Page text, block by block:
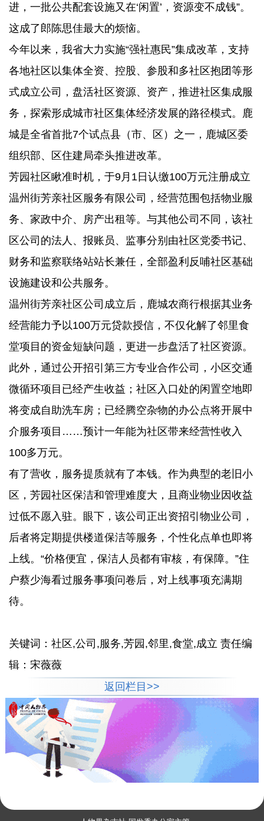
进，一批公共配套设施又在‘闲置’，资源变不成钱”。
这成了郎陈思佳最大的烦恼。
今年以来，我省大力实施“强社惠民”集成改革，支持
各地社区以集体全资、控股、参股和多社区抱团等形
式成立公司，盘活社区资源、资产，推进社区集成服
务，探索形成城市社区集体经济发展的路径模式。鹿
城是全省首批7个试点县（市、区）之一，鹿城区委
组织部、区住建局牵头推进改革。
芳园社区瞅准时机，于9月1日认缴100万元注册成立
温州街芳亲社区服务有限公司，经营范围包括物业服
务、家政中介、房产出租等。与其他公司不同，该社
区公司的法人、报账员、监事分别由社区党委书记、
财务和监察联络站站长兼任，全部盈利反哺社区基础
设施建设和公共服务。
温州街芳亲社区公司成立后，鹿城农商行根据其业务
经营能力予以100万元贷款授信，不仅化解了邻里食
堂项目的资金短缺问题，更进一步盘活了社区资源。
此外，通过公开招引第三方专业合作公司，小区交通
微循环项目已经产生收益；社区入口处的闲置空地即
将变成自助洗车房；已经腾空杂物的办公点将开展中
介服务项目……预计一年能为社区带来经营性收入
100多万元。
有了营收，服务提质就有了本钱。作为典型的老旧小
区，芳园社区保洁和管理难度大，且商业物业因收益
过低不愿入驻。眼下，该公司正出资招引物业公司，
后者将定期提供楼道保洁等服务，个性化点单也即将
上线。“价格便宜，保洁人员都有审核，有保障。”住
户蔡少海看过服务事项问卷后，对上线事项充满期
待。
关键词：社区,公司,服务,芳园,邻里,食堂,成立 责任编
辑：宋薇薇
返回栏目>>